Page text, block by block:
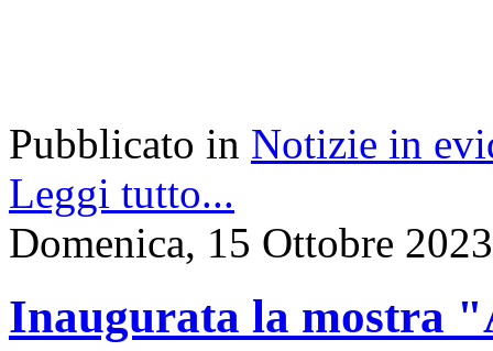
Pubblicato in Notizie in
Leggi tutto...
Domenica, 15 Ottobre
Inaugurata la mostra